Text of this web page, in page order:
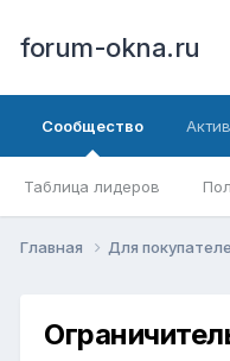
forum-okna.ru
Сообщество
Таблица лидеров
Главная Для